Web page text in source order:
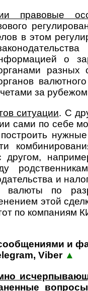
правовые
в этом
о
разных
за
ситуации. С
сами по себе
другом,
и
валюты по
этой
по компаниям
и
Viber ▲
воп­росы